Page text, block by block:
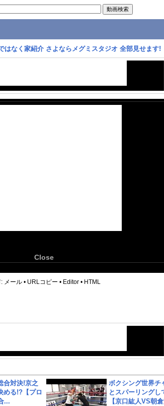
はなく家紹介 さよならメグミスタジオ 全部見せます!
Close
メール • URLコピー • Editor • HTML
合対決!京之
める!?【プロ
...
ボクシング世界チ
とスパーリングし
【京口紘人VS朝